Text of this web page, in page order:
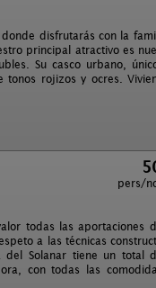
disfrutarás con la
principal atractivo es
Su casco urbano,
rojizos y ocres.
pers/
todas las aportaciones
a las técnicas
del Solanar tiene un total
con todas las